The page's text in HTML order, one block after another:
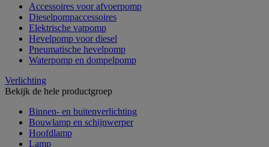
Accessoires voor afvoerpomp
Dieselpompaccessoires
Elektrische vatpomp
Hevelpomp voor diesel
Pneumatische hevelpomp
Waterpomp en dompelpomp
Verlichting
Bekijk de hele productgroep
Binnen- en buitenverlichting
Bouwlamp en schijnwerper
Hoofdlamp
Lamp